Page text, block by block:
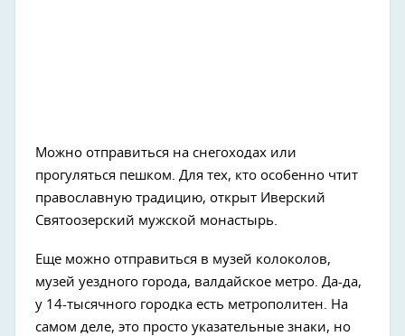
Можно отправиться на снегоходах или
прогуляться пешком. Для тех, кто особенно чтит
православную традицию, открыт Иверский
Святоозерский мужской монастырь.
Еще можно отправиться в музей колоколов,
музей уездного города, валдайское метро. Да-да,
у 14-тысячного городка есть метрополитен. На
самом деле, это просто указательные знаки, но